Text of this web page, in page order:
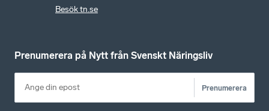
Besök tn.se
Prenumerera på Nytt från Svenskt Näringsliv
Prenumerera